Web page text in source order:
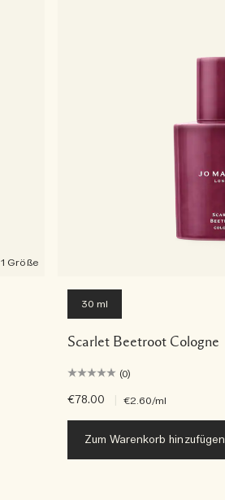
1 Größe
30 ml
Scarlet Beetroot Cologne
(0)
€78.00 €2.60/ml
Zum Warenkorb hinzufügen